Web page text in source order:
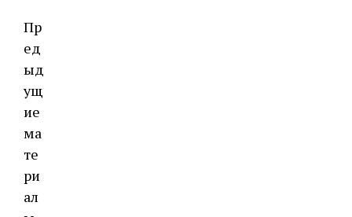
Пр
ед
ыд
ущ
ие
ма
те
ри
ал